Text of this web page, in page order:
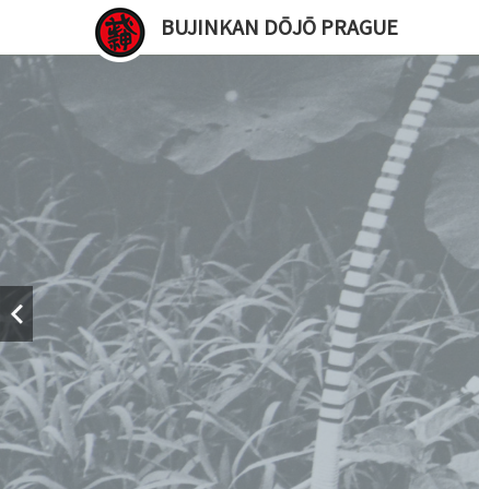
BUJINKAN DŌJŌ PRAGUE